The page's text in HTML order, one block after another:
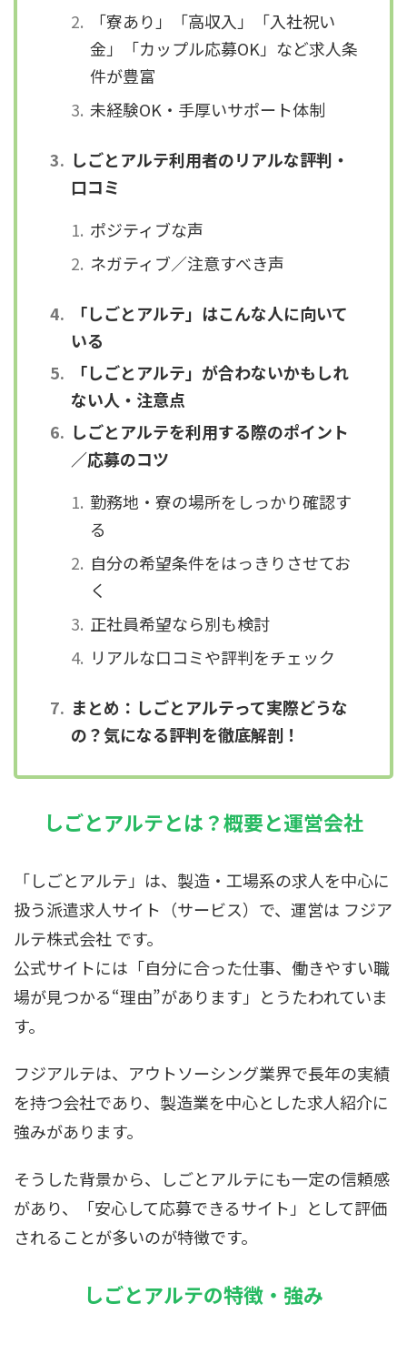
「寮あり」「高収入」「入社祝い
金」「カップル応募OK」など求人条
件が豊富
未経験OK・手厚いサポート体制
しごとアルテ利用者のリアルな評判・
口コミ
ポジティブな声
ネガティブ／注意すべき声
「しごとアルテ」はこんな人に向いて
いる
「しごとアルテ」が合わないかもしれ
ない人・注意点
しごとアルテを利用する際のポイント
／応募のコツ
勤務地・寮の場所をしっかり確認す
る
自分の希望条件をはっきりさせてお
く
正社員希望なら別も検討
リアルな口コミや評判をチェック
まとめ：しごとアルテって実際どうな
の？気になる評判を徹底解剖！
しごとアルテとは？概要と運営会社
「しごとアルテ」は、製造・工場系の求人を中心に
扱う派遣求人サイト（サービス）で、運営は フジア
ルテ株式会社 です。
公式サイトには「自分に合った仕事、働きやすい職
場が見つかる“理由”があります」とうたわれていま
す。
フジアルテは、アウトソーシング業界で長年の実績
を持つ会社であり、製造業を中心とした求人紹介に
強みがあります。
そうした背景から、しごとアルテにも一定の信頼感
があり、「安心して応募できるサイト」として評価
されることが多いのが特徴です。
しごとアルテの特徴・強み